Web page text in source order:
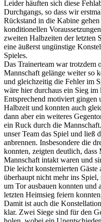
Leider häuften sich diese
Durchgangs, so dass wir
Rückstand in die Kabine
konditionellen
zweiten Halbzeiten der letzten
eine äußerst ungünstige
Spieles.
Das Trainerteam war trotzdem
Mannschaft gelänge weiter so
und gleichzeitig die Fehler im
wäre hier durchaus ein Sieg
Entsprechend motiviert gingen
Halbzeit und konnten auch
dann aber ein weiteres
ein Ruck durch die
unser Team das Spiel und ließ
anbrennen. Insbesondere die
konnten, zeigten deutlich,
Mannschaft intakt waren und
Die leicht konsternierten Gäste
überhaupt nicht mehr ins
um Tor ausbauen konnten und
letzten Heimsieg feiern
Damit ist auch die
klar. Zwei Siege sind für den